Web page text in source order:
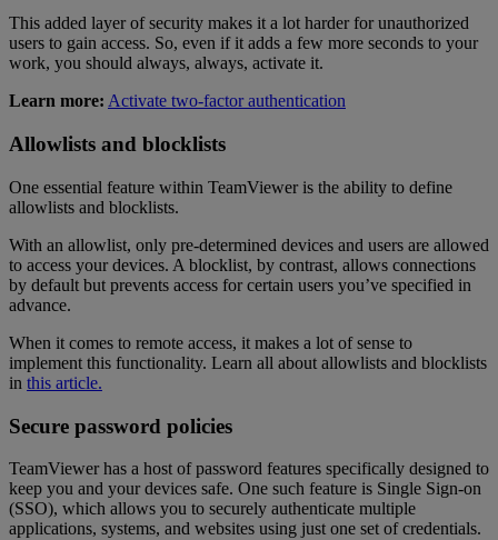
This added layer of security makes it a lot harder for unauthorized
users to gain access. So, even if it adds a few more seconds to your
work, you should always, always, activate it.
Learn more: Activate two-factor authentication
Allowlists and blocklists
One essential feature within TeamViewer is the ability to define
allowlists and blocklists.
With an allowlist, only pre-determined devices and users are allowed
to access your devices. A blocklist, by contrast, allows connections
by default but prevents access for certain users you’ve specified in
advance.
When it comes to remote access, it makes a lot of sense to
implement this functionality. Learn all about allowlists and blocklists
in this article.
Secure password policies
TeamViewer has a host of password features specifically designed to
keep you and your devices safe. One such feature is Single Sign-on
(SSO), which allows you to securely authenticate multiple
applications, systems, and websites using just one set of credentials.